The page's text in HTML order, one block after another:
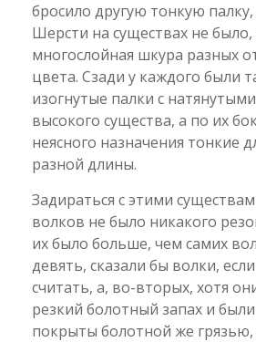
бросило другую тонкую
Шерсти на существах не было,
многослойная шкура разных
цвета. Сзади у каждого были
изогнутые палки с
высокого существа, а по их
неясного назначения тонкие
разной длины.
Задираться с этими
волков не было никакого
их было больше, чем самих
девять, сказали бы волки,
считать, а, во-вторых, хотя
резкий болотный запах и
покрыты болотной же